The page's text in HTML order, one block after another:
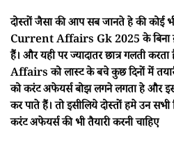
दोस्तों जैसा की आप सब जानते हे की कोई भी
Current Affairs Gk 2025 के बिना
हैं। और यही पर ज्यादातर छात्र गलती
Affairs को लास्ट के बचे कुछ दिनों में
को करंट अफेयर्स बोझ लगने लगता हे और
कर पाते हैं। तो इसीलिये दोस्तों हमे उन
करंट अफेयर्स की भी तैयारी करनी चाहिए